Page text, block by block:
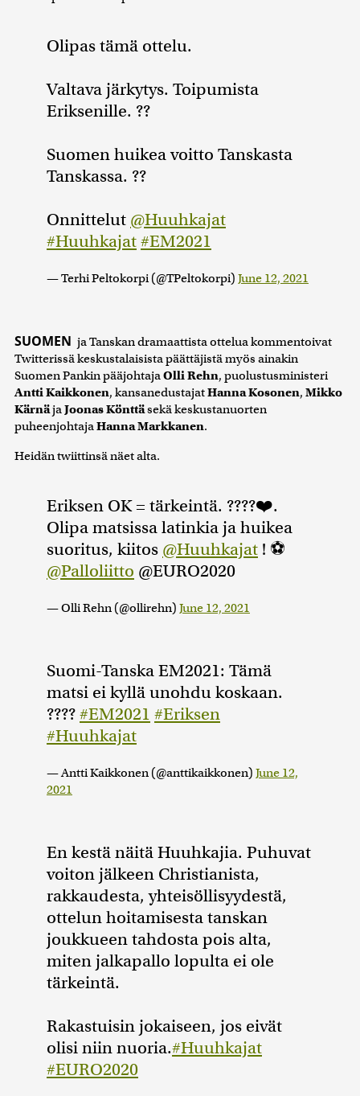
Olipas tämä ottelu.
Valtava järkytys. Toipumista
Eriksenille. ??
Suomen huikea voitto Tanskasta
Tanskassa. ??
Onnittelut @Huuhkajat
#Huuhkajat#EM2021
— Terhi Peltokorpi (@TPeltokorpi) June 12, 2021
SUOMEN ja Tanskan dramaattista ottelua kommentoivat
Twitterissä keskustalaisista päättäjistä myös ainakin
Suomen Pankin pääjohtajaOlli Rehn, puolustusministeri
Antti Kaikkonen, kansanedustajatHanna Kosonen, Mikko
KärnäjaJoonas Könttäsekä keskustanuorten
puheenjohtajaHanna Markkanen.
Heidän twiittinsä näet alta.
Eriksen OK = tärkeintä. ????❤️.
Olipa matsissa latinkia ja huikea
suoritus, kiitos @Huuhkajat ! ⚽️
@Palloliitto @EURO2020
— Olli Rehn (@ollirehn) June 12, 2021
Suomi-Tanska EM2021: Tämä
matsi ei kyllä unohdu koskaan.
????#EM2021 #Eriksen
#Huuhkajat
— Antti Kaikkonen (@anttikaikkonen) June 12,
2021
En kestä näitä Huuhkajia. Puhuvat
voiton jälkeen Christianista,
rakkaudesta, yhteisöllisyydestä,
ottelun hoitamisesta tanskan
joukkueen tahdosta pois alta,
miten jalkapallo lopulta ei ole
tärkeintä.
Rakastuisin jokaiseen, jos eivät
olisi niin nuoria.#Huuhkajat
#EURO2020